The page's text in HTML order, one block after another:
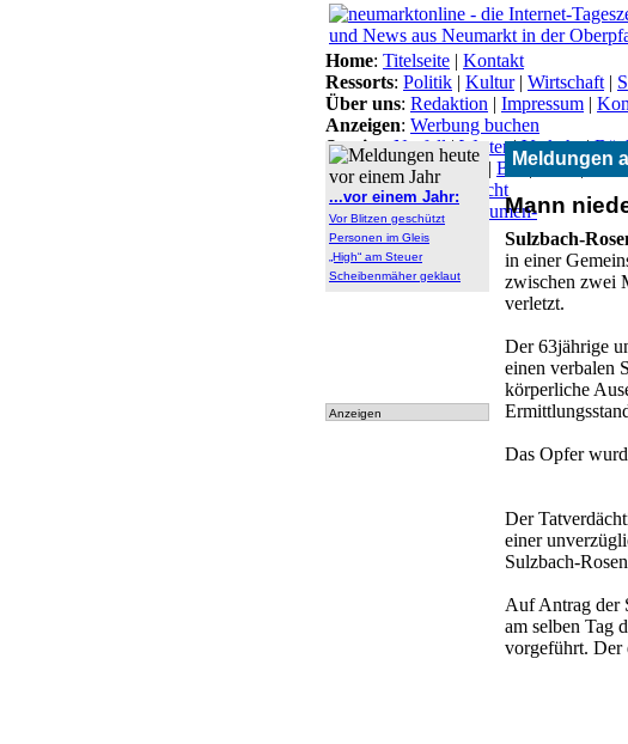
Meldungen
Mann
Sulzbach-
in einer
zwischen zwei
verletzt.
Der 63jährige
einen verbalen
körperliche
Das Opfer
Der
einer
Sulzbach-
Auf Antrag der
am selben Tag
vorgeführt. Der
...vor einem Jahr:
Vor Blitzen geschützt
Personen im Gleis
„High“ am Steuer
Scheibenmäher geklaut
Anzeigen
Home: Titelseite | Kontakt
Ressorts: Politik | Kultur| Wirtschaft |
Über uns: Redaktion | Impressum |
Anzeigen: Werbung buchen
Service: Notfall | Wetter|Verkehr|
Themen:Arbeitsamt | BN|CSU|
Lokal-Links:Übersicht
Archiv:Archiv|Dokumen-
tationen